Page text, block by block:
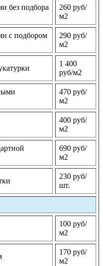
без подбора
260 руб/
м2
с подбором
290 руб/
м2
1 400
руб/м2
470 руб/
м2
400 руб/
м2
690 руб/
м2
230 руб/
шт.
100 руб/
м2
170 руб/
м2